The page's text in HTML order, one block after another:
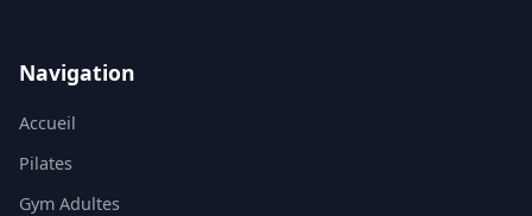
Navigation
Accueil
Pilates
Gym Adultes